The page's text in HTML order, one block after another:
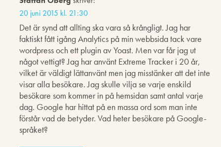
20 juni 2015 kl. 21:30
Det är synd att allting ska vara så krångligt. Jag har
faktiskt fått igång Analytics på min webbsida tack vare
wordpress och ett plugin av Yoast. Men var får jag ut
något vettigt? Jag har använt Extreme Tracker i 20 år,
vilket är väldigt lättanvänt men jag misstänker att det inte
visar alla besökare. Jag skulle vilja se varje enskild
besökare som kommer in på hemsidan samt antal varje
dag. Google har hittat på en massa ord som man inte
förstår vad de betyder. Vad heter besökare på Google-
språket?